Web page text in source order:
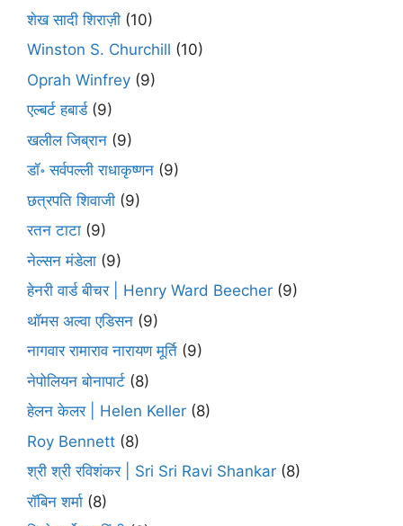
शेख सादी शिराज़ी (10)
Winston S. Churchill (10)
Oprah Winfrey (9)
एल्बर्ट हबार्ड(9)
खलील जिब्रान (9)
डॉ॰ सर्वपल्ली राधाकृष्णन (9)
छत्रपति शिवाजी (9)
रतन टाटा (9)
नेल्सन मंडेला (9)
हेनरी वार्ड बीचर | Henry Ward Beecher (9)
थॉमस अल्वा एडिसन (9)
नागवार रामाराव नारायण मूर्ति (9)
नेपोलियन बोनापार्ट (8)
हेलन केलर | Helen Keller (8)
Roy Bennett (8)
श्री श्री रविशंकर | Sri Sri Ravi Shankar (8)
रॉबिन शर्मा (8)